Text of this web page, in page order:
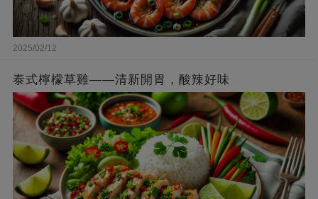
2025/02/12
泰式檸檬草雞——清新開胃，酸辣好味